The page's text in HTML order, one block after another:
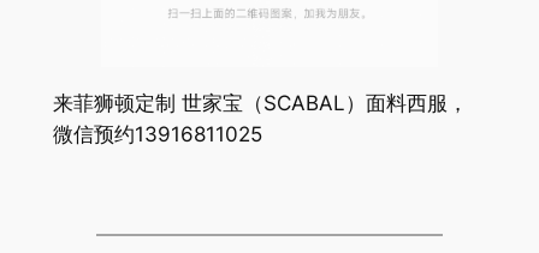
来菲狮顿定制 世家宝（SCABAL）面料西服，
微信预约13916811025